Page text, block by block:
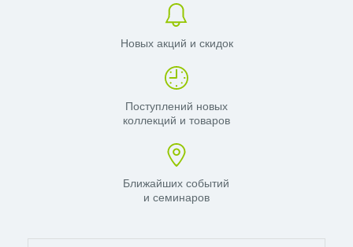
Новых акций и скидок
Поступлений новых
коллекций и товаров
Ближайших событий
и семинаров